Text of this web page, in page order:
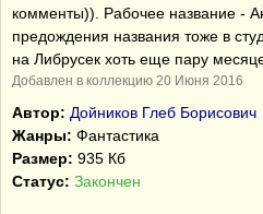
комменты)). Рабочее название -
предождения названия тоже в
на Либрусек хоть еще пару
Добавлен в коллекцию 20 Июня 2016
Автор: Дойников Глеб Борисович
Жанры: Фантастика
Размер: 935 Кб
Статус: Закончен